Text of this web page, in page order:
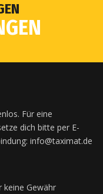
Für eine
dich bitte per E-
info@taximat.de
Gewähr